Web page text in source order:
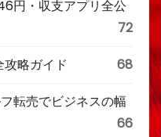
円・収支アプリ全公
72
攻略ガイド 68
転売でビジネスの幅
66